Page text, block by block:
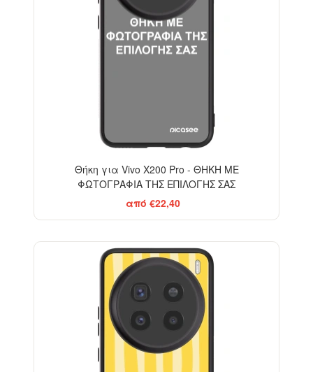
Θήκη για Vivo X200 Pro - ΘΗΚΗ ΜΕ
ΦΩΤΟΓΡΑΦΙΑ ΤΗΣ ΕΠΙΛΟΓΗΣ ΣΑΣ
από €22,40